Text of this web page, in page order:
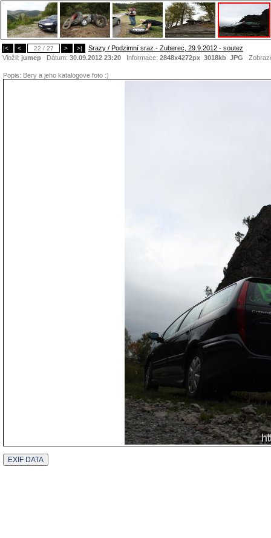
|< < 22 / 27 > >|
Srazy / Podzimní sraz - Zuberec, 29.9.2012 - soutez
Vložil: jumep Dátum: 30.09.2012 23:20 Informace: 2848x4272px 3018kb JPG
Popis: Bery a jeho katalogove foto :)